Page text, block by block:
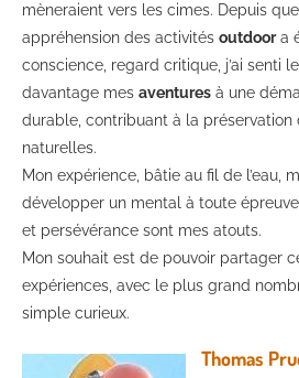
mèneraient vers les cimes. Depuis
appréhension des activités outdoora
conscience, regard critique, j’ai senti
davantage mes aventures à une
durable, contribuant à la préservation
naturelles.
Mon expérience, bâtie au fil de l’eau,
développer un mental à toute
et persévérance sont mes atouts.
Mon souhait est de pouvoir partager
expériences, avec le plus grand
simple curieux.
Thomas